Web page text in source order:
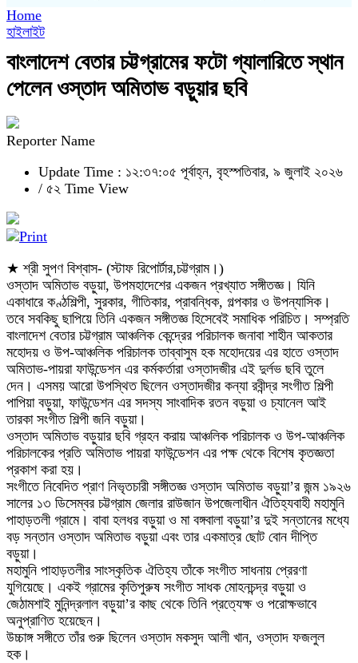
Home
হাইলাইট
বাংলাদেশ বেতার চট্টগ্রামের ফটো গ্যালারিতে স্থান
পেলেন ওস্তাদ অমিতাভ বড়ুয়ার ছবি
Reporter Name
Update Time : ১২:৩৭:০৫ পূর্বাহ্ন, বৃহস্পতিবার, ৯ জুলাই ২০২৬
/ ৫২ Time View
★ শ্রী সুপণ বিশ্বাস- (স্টাফ রিপোর্টার,চট্টগ্রাম।)
ওস্তাদ অমিতাভ বড়ুয়া, উপমহাদেশের একজন প্রখ্যাত সঙ্গীতজ্ঞ। যিনি
একাধারে কণ্ঠশিল্পী, সুরকার, গীতিকার, প্রাবন্ধিক, গল্পকার ও উপন্যাসিক।
তবে সবকিছু ছাপিয়ে তিনি একজন সঙ্গীতজ্ঞ হিসেবেই সমাধিক পরিচিত। সম্প্রতি
বাংলাদেশ বেতার চট্টগ্রাম আঞ্চলিক কেন্দ্রের পরিচালক জনাবা শাহীন আকতার
মহোদয় ও উপ-আঞ্চলিক পরিচালক তাব্বাসুম হক মহোদয়ের এর হাতে ওস্তাদ
অমিতাভ-পায়রা ফাউন্ডেশন এর কর্মকর্তারা ওস্তাদজীর এই দুর্লভ ছবি তুলে
দেন। এসময় আরো উপস্থিত ছিলেন ওস্তাদজীর কন্যা রবীন্দ্র সংগীত শিল্পী
পাপিয়া বড়ুয়া, ফাউন্ডেশন এর সদস্য সাংবাদিক রতন বড়ুয়া ও চ্যানেল আই
তারকা সংগীত শিল্পী জনি বড়ুয়া।
ওস্তাদ অমিতাভ বড়ুয়ার ছবি গ্রহন করায় আঞ্চলিক পরিচালক ও উপ-আঞ্চলিক
পরিচালকের প্রতি অমিতাভ পায়রা ফাউন্ডেশন এর পক্ষ থেকে বিশেষ কৃতজ্ঞতা
প্রকাশ করা হয়।
সংগীতে নিবেদিত প্রাণ নিভৃতচারী সঙ্গীতজ্ঞ ওস্তাদ অমিতাভ বড়ুয়া’র জন্ম ১৯২৬
সালের ১৩ ডিসেম্বর চট্টগ্রাম জেলার রাউজান উপজেলাধীন ঐতিহ্যবাহী মহামুনি
পাহাড়তলী গ্রামে। বাবা হলধর বড়ুয়া ও মা বঙ্গবালা বড়ুয়া’র দুই সন্তানের মধ্যে
বড় সন্তান ওস্তাদ অমিতাভ বড়ুয়া এবং তার একমাত্র ছোট বোন দীপ্তি
বড়ুয়া।
মহামুনি পাহাড়তলীর সাংস্কৃতিক ঐতিহ্য তাঁকে সংগীত সাধনায় প্রেরণা
যুগিয়েছে। একই গ্রামের কৃতিপুরুষ সংগীত সাধক মোহনচন্দ্র বড়ুয়া ও
জেঠামশাই মুনিন্দ্রলাল বড়ুয়া’র কাছ থেকে তিনি প্রত্যেক্ষ ও পরোক্ষভাবে
অনুপ্রাণিত হয়েছেন।
উচ্চাঙ্গ সঙ্গীতে তাঁর গুরু ছিলেন ওস্তাদ মকসুদ আলী খান, ওস্তাদ ফজলুল
হক।